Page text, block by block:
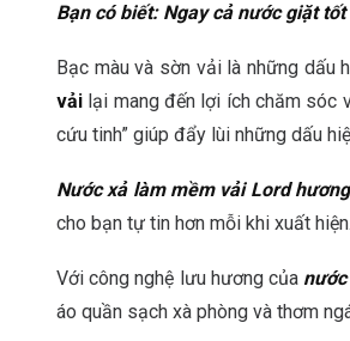
Bạn có biết: Ngay cả nước giặt
Bạc màu và sờn vải là những dấu
vải lại mang đến lợi ích chăm sóc
cứu tinh” giúp đẩy lùi những dấu
Nước xả làm mềm vải Lord
cho bạn tự tin hơn mỗi khi xuất hiện.
Với công nghệ lưu hương của
áo quần sạch xà phòng và thơm